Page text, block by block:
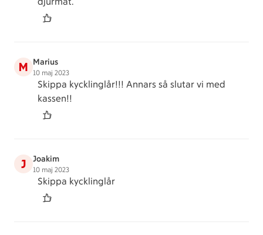
M Marius
10 maj 2023
Skippa kycklinglår!!! Annars så slutar vi med
kassen!!
J Joakim
10 maj 2023
Skippa kycklinglår